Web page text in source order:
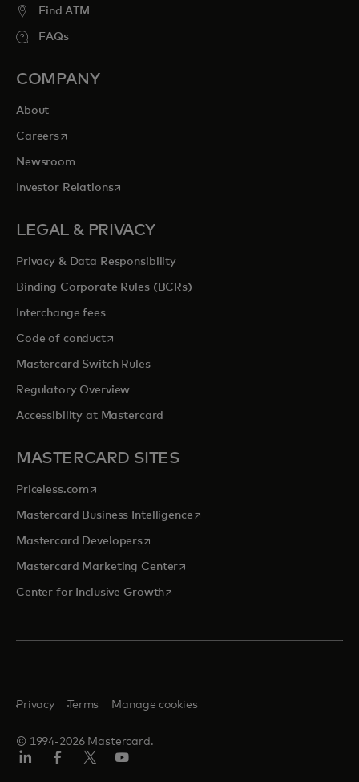
Find ATM
FAQs
COMPANY
About
Careersopens in a new tab
Newsroom
Investor Relationsopens in a new tab
LEGAL & PRIVACY
Privacy & Data Responsibility
Binding Corporate Rules (BCRs)
Interchange fees
Code of conductopens in a new tab
Mastercard Switch Rules
Regulatory Overview
Accessibility at Mastercard
MASTERCARD SITES
Priceless.com opens in a new tab
Mastercard Business Intelligenceopens in a new tab
Mastercard Developersopens in a new tab
Mastercard Marketing Centeropens in a new tab
Center for Inclusive Growthopens in a new tab
© 1994-2026 Mastercard.
Privacy Terms Manage cookies